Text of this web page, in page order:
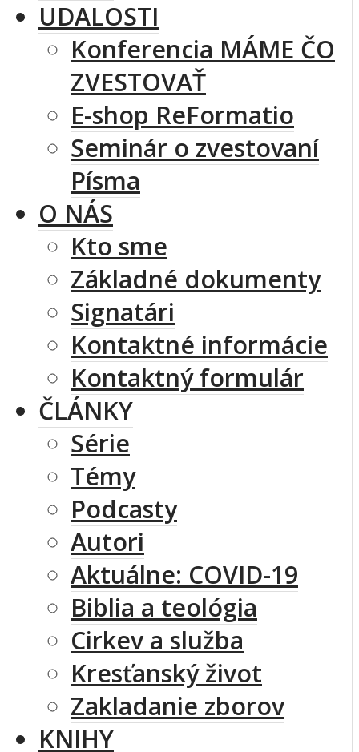
UDALOSTI
Konferencia MÁME ČO
ZVESTOVAŤ
E-shop ReFormatio
Seminár o zvestovaní
Písma
O NÁS
Kto sme
Základné dokumenty
Signatári
Kontaktné informácie
Kontaktný formulár
ČLÁNKY
Série
Témy
Podcasty
Autori
Aktuálne: COVID-19
Biblia a teológia
Cirkev a služba
Kresťanský život
Zakladanie zborov
KNIHY